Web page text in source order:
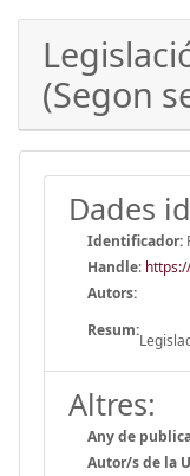
(Segon
Dades
Identificador:
Handle:
Autors:
Resum:
Altres:
Any de
Autor/s de la